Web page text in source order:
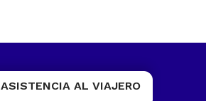
ASISTENCIA AL VIAJERO